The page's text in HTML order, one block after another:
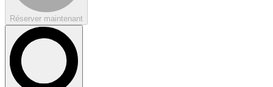
Réserver maintenant